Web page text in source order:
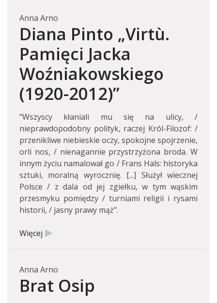
Anna Arno
Diana Pinto „Virtù.
Pamięci Jacka
Woźniakowskiego
(1920-2012)”
"Wszyscy kłaniali mu się na ulicy, /
nieprawdopodobny polityk, raczej Król-Filozof: /
przenikliwe niebieskie oczy, spokojne spojrzenie,
orli nos, / nienagannie przystrzyżona broda. W
innym życiu namalował go / Frans Hals: historyka
sztuki, moralną wyrocznię. [...] Służył wiecznej
Polsce / z dala od jej zgiełku, w tym wąskim
przesmyku pomiędzy / turniami religii i rysami
historii, / jasny prawy mąż".
Więcej
Anna Arno
Brat Osip